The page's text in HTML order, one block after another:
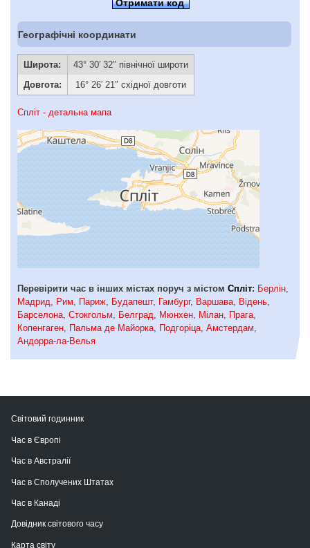
Отримати код
Географічні координати
Широта:
43° 30′ 32″ північної широти
Довгота:
16° 26′ 21″ східної довготи
Спліт - детальна мапа
Перевірити час в інших містах поруч з містом Спліт: Берлін
Мадрид
Рим Париж Будапешт, Гамбург, Варшава Відень
Барселона Стокгольм Белград Мюнхен Мілан Прага
Копенгаген
Пальма де Майорка Подгоріца Амстердам
Андорра-ла-Велья
Світовий годинник
Час в Європі
Час в Австралії
Час в Сполучених Штатах
Час в Канаді
Довідник світового часу
Карта світу